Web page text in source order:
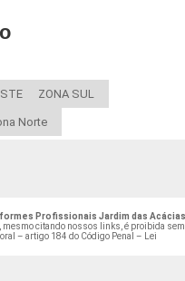
ZONA SUL
Norte
Profissionais Jardim das
mesmo citando nossos links, é proibida sem
– artigo 184 do Código Penal –
Lei